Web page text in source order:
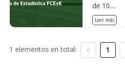
de 10....
Leer más
1 elementos en total: 1